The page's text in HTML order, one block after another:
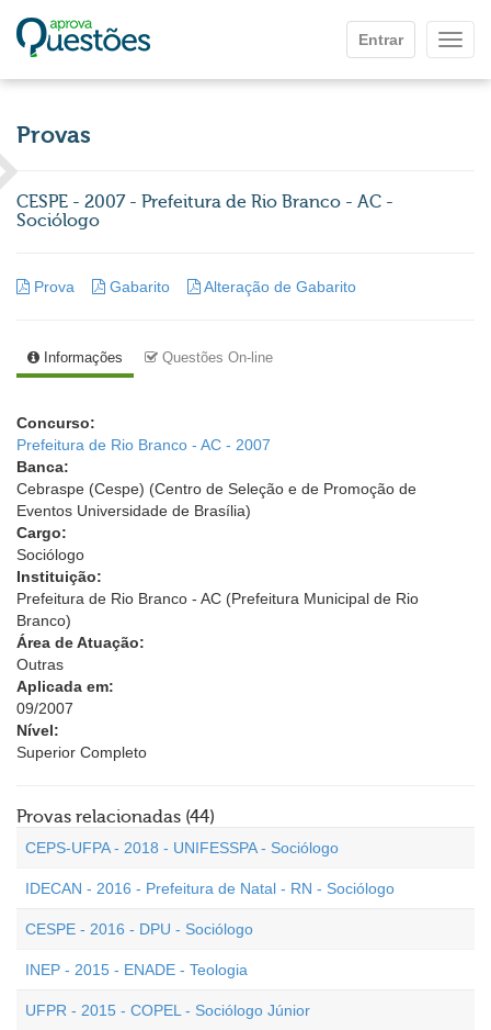
Entrar
Provas
CESPE - 2007 - Prefeitura de Rio Branco - AC -
Sociólogo
Prova Gabarito Alteração de Gabarito
Informações Questões On-line
Concurso:
Prefeitura de Rio Branco - AC - 2007
Banca:
Cebraspe (Cespe) (Centro de Seleção e de Promoção de
Eventos Universidade de Brasília)
Cargo:
Sociólogo
Instituição:
Prefeitura de Rio Branco - AC (Prefeitura Municipal de Rio
Branco)
Área de Atuação:
Outras
Aplicada em:
09/2007
Nível:
Superior Completo
Provas relacionadas (44)
CEPS-UFPA - 2018 - UNIFESSPA - Sociólogo
IDECAN - 2016 - Prefeitura de Natal - RN - Sociólogo
CESPE - 2016 - DPU - Sociólogo
INEP - 2015 - ENADE - Teologia
UFPR - 2015 - COPEL - Sociólogo Júnior